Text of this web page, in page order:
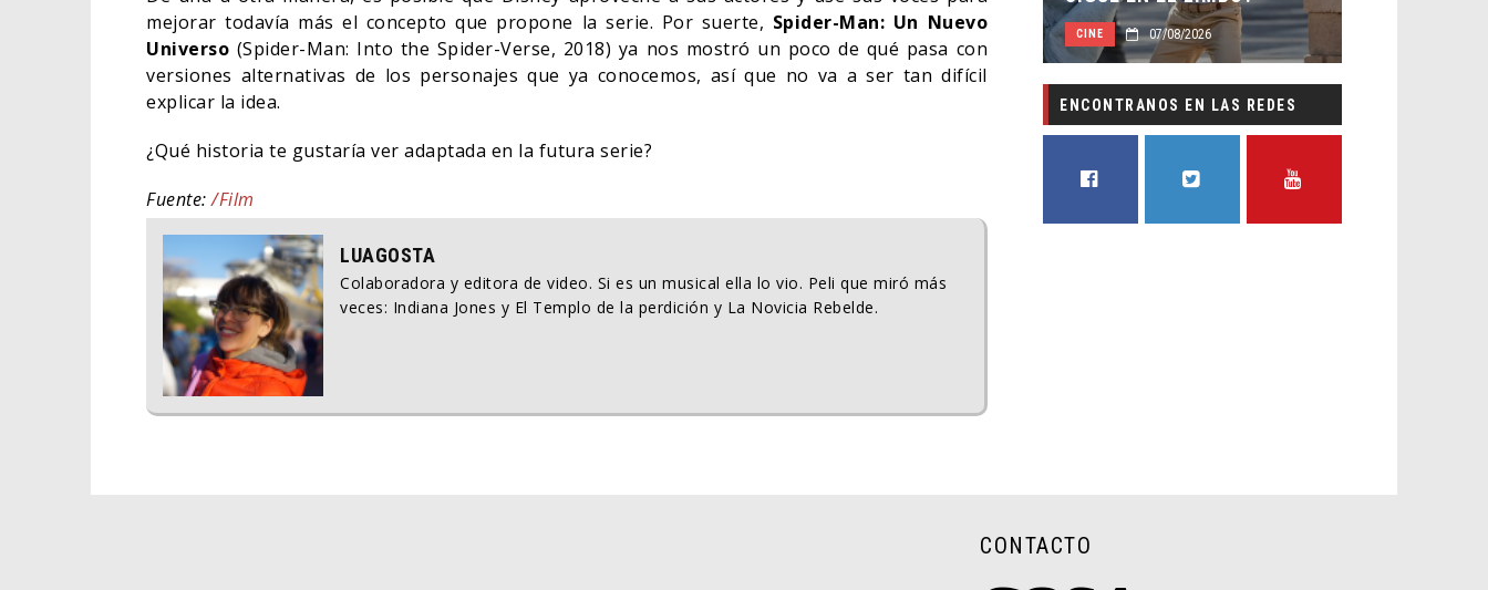
mejorar todavía más el concepto que propone la serie. Por suerte, Spider-Man: Un Nuevo
Universo (Spider-Man: Into the Spider-Verse, 2018) ya nos mostró un poco de qué pasa con
versiones alternativas de los personajes que ya conocemos, así que no va a ser tan difícil
explicar la idea.
¿Qué historia te gustaría ver adaptada en la futura serie?
Fuente:/Film
LUAGOSTA
Colaboradora y editora de video. Si es un musical ella lo vio. Peli que miró más
veces: Indiana Jones y El Templo de la perdición y La Novicia Rebelde.
CINE 06/08/2026 CINE 06/08/2026 CINE 07/08/2026
ENCONTRANOS EN LAS REDES
CONTACTO